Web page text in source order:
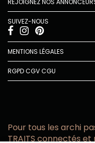
SUIVEZ-NOUS
MENTIONS LÉGALES
RGPDCGVCGU
Pour tous les archi
TRAITS connectés